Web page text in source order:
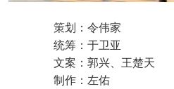
策划：令伟家
统筹：于卫亚
文案：郭兴、王楚天
制作：左佑